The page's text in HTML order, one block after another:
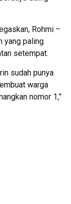
Rohmi –
yang paling
setempat.
sudah punya
warga
nomor 1,”